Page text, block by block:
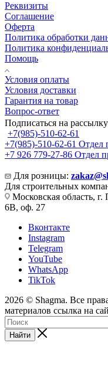
Реквизиты
Соглашение
Оферта
Политика обработки
Политика
Помощь
Условия оплаты
Условия доставки
Гарантия на товар
Вопрос-ответ
Подписаться на рассылку
+7(985)-510-62-61
+7(985)-510-62-61 Отдел
‪+7 926 779-27-86‬ Отдел
Для розницы:
Для строительных
Московская область,
6В, оф. 27
Вконтакте
Instagram
Telegram
YouTube
WhatsApp
TikTok
2026 © Shagma. Все
материалов ссылка на
Найти